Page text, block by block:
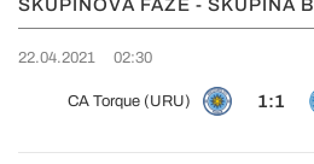
SKUPINOVÁ FÁZE - SKUPINA B
22.04.2021 02:30
CA Torque (URU) 1:1